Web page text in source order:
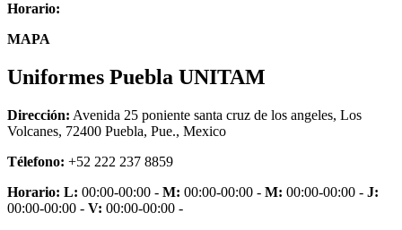
Horario:
MAPA
Uniformes Puebla UNITAM
Dirección: Avenida 25 poniente santa cruz de los angeles, Los
Volcanes, 72400 Puebla, Pue., Mexico
Télefono: +52 222 237 8859
Horario: L: 00:00-00:00 - M: 00:00-00:00 - M: 00:00-00:00 - J:
00:00-00:00 - V: 00:00-00:00 -